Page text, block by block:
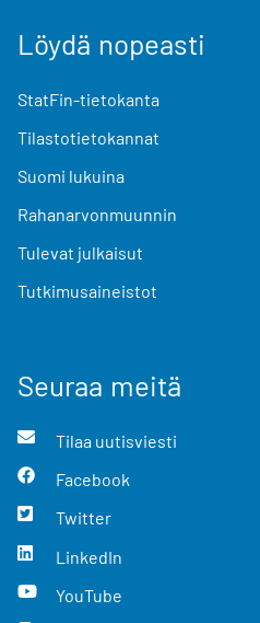
Löydä nopeasti
StatFin-tietokanta
Tilastotietokannat
Suomi lukuina
Rahanarvonmuunnin
Tulevat julkaisut
Tutkimusaineistot
Seuraa meitä
Tilaa uutisviesti
Facebook
Twitter
LinkedIn
YouTube